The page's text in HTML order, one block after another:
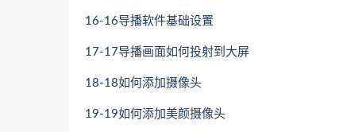
16-16导播软件基础设置
17-17导播画面如何投射到大屏
18-18如何添加摄像头
19-19如何添加美颜摄像头